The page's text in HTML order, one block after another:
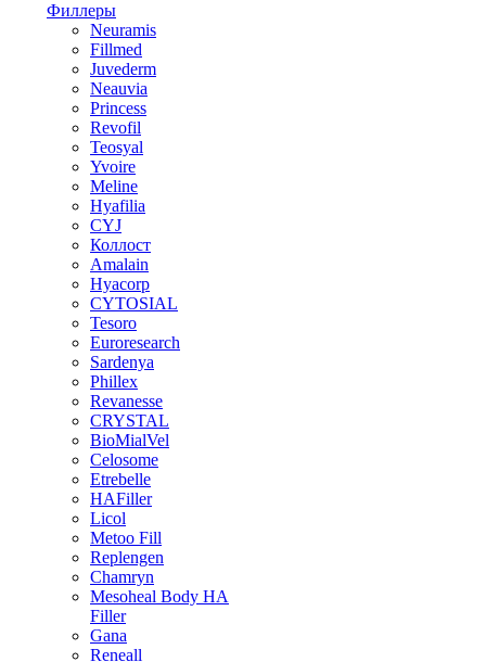
Филлеры
Neuramis
Fillmed
Juvederm
Neauvia
Princess
Revofil
Teosyal
Yvoire
Meline
Hyafilia
CYJ
Коллост
Amalain
Hyacorp
CYTOSIAL
Tesoro
Euroresearch
Sardenya
Phillex
Revanesse
CRYSTAL
BioMialVel
Celosome
Etrebelle
HAFiller
Licol
Metoo Fill
Replengen
Chamryn
Mesoheal Body HA
Filler
Gana
Reneall